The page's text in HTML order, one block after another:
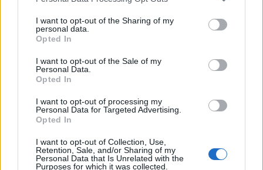
not limited to your visit or usage behaviour. You may click to
grant or deny consent to Google and its third-party tags to
use your data for below specified purposes in below Google
consent section.
I want to opt-out of the Sharing of my
personal data.
Opted In
I want to opt-out of the Sale of my
Personal Data.
Opted In
I want to opt-out of processing my
Personal Data for Targeted Advertising.
Opted In
I want to opt-out of Collection, Use,
Retention, Sale, and/or Sharing of my
Personal Data that Is Unrelated with the
Purposes for which it was collected.
NECROLOGIE
Mario Malu
Paolo Pinna